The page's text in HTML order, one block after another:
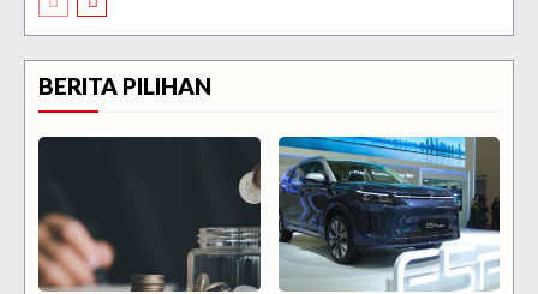
BERITA PILIHAN